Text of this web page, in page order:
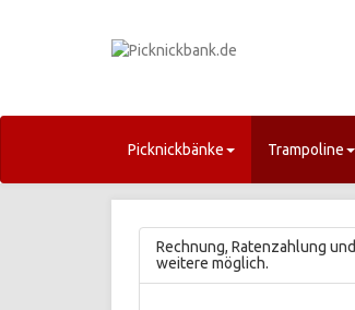
Picknickbänke Trampoline
Rechnung, Ratenzahlung und
weitere möglich.